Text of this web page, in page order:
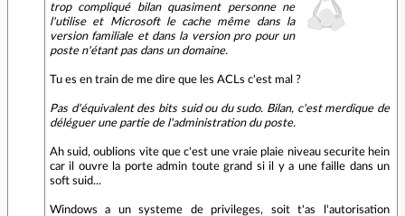
trop compliqué bilan quasiment personne ne
l'utilise et Microsoft le cache même dans la
version familiale et dans la version pro pour un
poste n'étant pas dans un domaine.
Tu es en train de me dire que les ACLs c'est mal ?
Pas d'équivalent des bits suid ou du sudo. Bilan, c'est merdique de
déléguer une partie de l'administration du poste.
Ah suid, oublions vite que c'est une vraie plaie niveau securite hein
car il ouvre la porte admin toute grand si il y a une faille dans un
soft suid...
Windows a un systeme de privileges, soit t'as l'autorisation